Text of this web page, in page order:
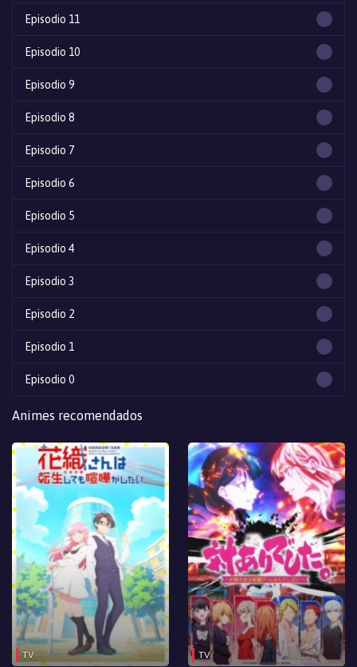
Episodio 11
Episodio 10
Episodio 9
Episodio 8
Episodio 7
Episodio 6
Episodio 5
Episodio 4
Episodio 3
Episodio 2
Episodio 1
Episodio 0
Animes recomendados
TV TV